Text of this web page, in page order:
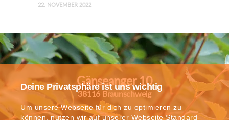
22. NOVEMBER 2022
Gänseanger 10
38116 Braunschweig
Deine Privatsphäre ist uns wichtig
Um unsere Webseite für dich zu optimieren zu
können, nutzen wir auf unserer Webseite Standard-